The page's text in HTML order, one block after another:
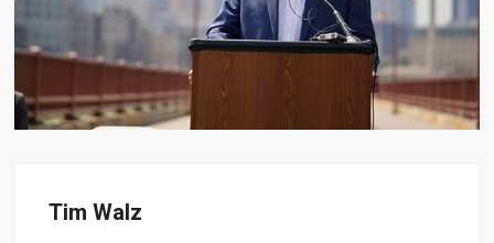
Tim Walz